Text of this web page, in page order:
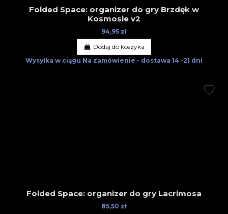
Folded Space: organizer do gry Brzdęk w
Kosmosie v2
94,95 zł
Dodaj do koszyka
Wysyłka w ciągu Na zamówienie - dostawa 14 -21 dni
Folded Space: organizer do gry Lacrimosa
85,50 zł